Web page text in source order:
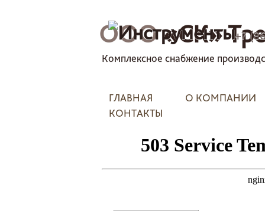
ООО«СК»
Комплексное снабжение
+7
ГЛАВНАЯ
О КОМПАНИИ
КОНТАКТЫ